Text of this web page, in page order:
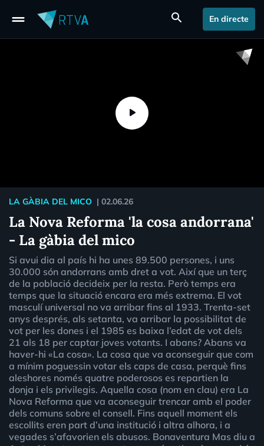
drag_handle search En directe
LA GÀBIA DEL MICO | 02.06.26
La Nova Reforma 'la cosa andorrana'
- La gàbia del mico
Si avui dia al país hi ha unes 89.500 persones, i uns
30.000 són andorrans amb dret a vot. Així que un terç
de la població decideix per la resta. Però temps era
temps que la situació encara era més extrema. El vot
masculí universal no va arribar fins al 1933. Trenta-set
anys després, als setanta, va arribar la possibilitat de
vot per les dones i el 1985 es baixa l’edat de vot dels
21 als 18 per captar joves votants. I abans? Abans va
haver-hi «La cosa». La cosa que va aconseguir que com
a mínim poguessin votar els caps de casa, perquè fins
aleshores només quatre poderosos es repartien la
donja i els privilegis. Aquella cosa (nom en clau) era La
Nova Reforma que va aconseguir trencar amb el poder
dels comuns sobre el consell. Fins aquell moment els
escollits eren part d’una institució i altra alhora, i a
vegades s’afavorien els abusos. Bonaventura Mas diu a